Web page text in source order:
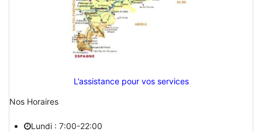
L’assistance pour vos services
Nos Horaires
Lundi : 7:00-22:00